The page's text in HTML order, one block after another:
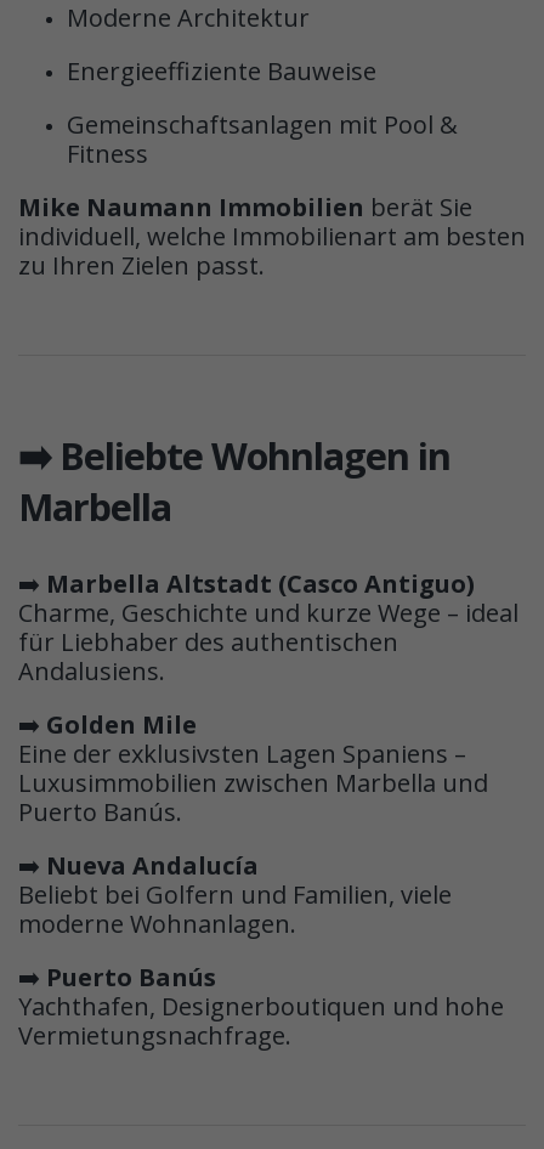
Moderne Architektur
Energieeffiziente Bauweise
Gemeinschaftsanlagen mit Pool &
Fitness
Mike Naumann Immobilien berät Sie
individuell, welche Immobilienart am besten
zu Ihren Zielen passt.
➡️ Beliebte Wohnlagen in
Marbella
➡️ Marbella Altstadt (Casco Antiguo)
Charme, Geschichte und kurze Wege – ideal
für Liebhaber des authentischen
Andalusiens.
➡️ Golden Mile
Eine der exklusivsten Lagen Spaniens –
Luxusimmobilien zwischen Marbella und
Puerto Banús.
➡️ Nueva Andalucía
Beliebt bei Golfern und Familien, viele
moderne Wohnanlagen.
➡️ Puerto Banús
Yachthafen, Designerboutiquen und hohe
Vermietungsnachfrage.